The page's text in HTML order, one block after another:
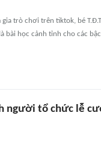
trò chơi trên tiktok, bé
bài học cảnh tỉnh cho các
người tổ chức lễ